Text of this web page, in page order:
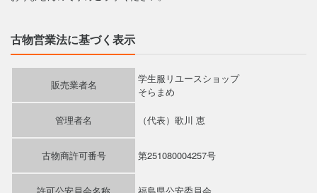
古物営業法に基づく表示
販売業者名
学生服リユースショップ
そらまめ
管理者名 （代表）歌川 恵
古物商許可番号 第251080004257号